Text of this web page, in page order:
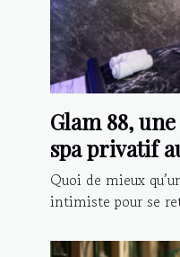
Glam 88,
spa privatif
Vosges
Quoi de mieux
intimiste pour se